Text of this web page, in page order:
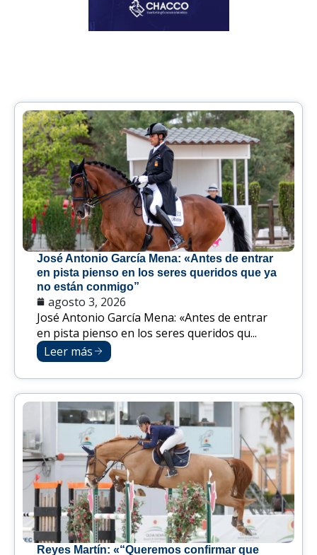
José Antonio García Mena: «Antes de entrar
en pista pienso en los seres queridos que ya
no están conmigo”
agosto 3, 2026
José Antonio García Mena: «Antes de entrar
en pista pienso en los seres queridos qu...
Leer más
Reyes Martín: «“Queremos confirmar que